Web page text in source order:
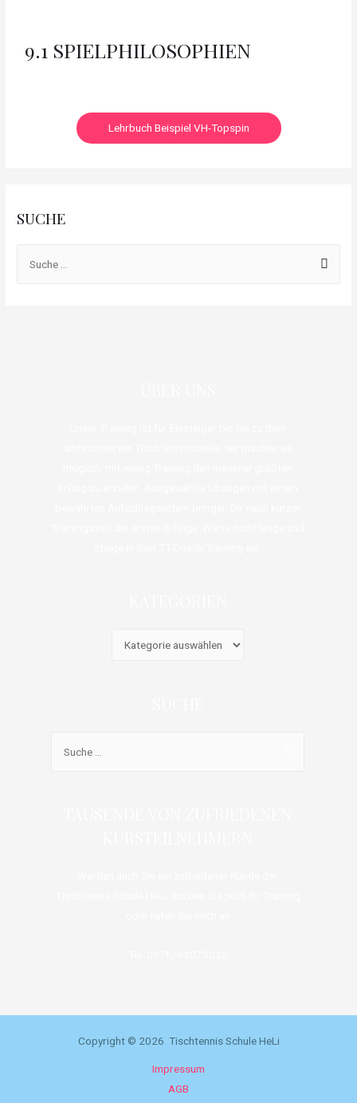
9.1 SPIELPHILOSOPHIEN
Lehrbuch Beispiel VH-Topspin
SUCHE
Copyright © 2026 Tischtennis Schule HeLi
Impressum
AGB